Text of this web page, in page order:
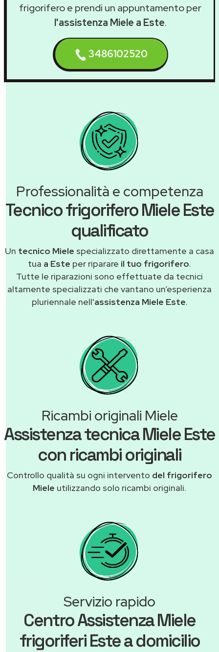
frigorifero e prendi un appuntamento per
l'assistenza Miele a Este.
3486102520
Professionalità e competenza
Tecnico frigorifero Miele Este
qualificato
Un tecnico Miele specializzato direttamente a casa
tua a Este per riparare il tuo frigorifero.
Tutte le riparazioni sono effettuate da tecnici
altamente specializzati che vantano un’esperienza
pluriennale nell'assistenza Miele Este.
Ricambi originali Miele
Assistenza tecnica Miele Este
con ricambi originali
Controllo qualità su ogni intervento del frigorifero
Miele utilizzando solo ricambi originali.
Servizio rapido
Centro Assistenza Miele
frigoriferi Este a domicilio